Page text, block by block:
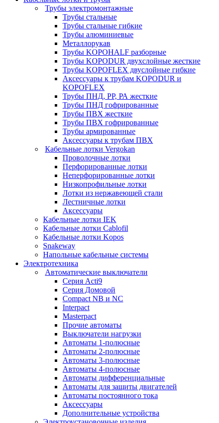
Трубы электромонтажные
Трубы стальные
Трубы стальные гибкие
Трубы алюминиевые
Металлорукав
Трубы KOPOHALF разборные
Трубы KOPODUR двухслойные жесткие
Трубы KOPOFLEX двуслойные гибкие
Аксессуары к трубам KOPODUR и
KOPOFLEX
Трубы ПНД, РР, РА жесткие
Трубы ПНД гофрированные
Трубы ПВХ жесткие
Трубы ПВХ гофрированные
Трубы армированные
Аксессуары к трубам ПВХ
Кабельные лотки Vergokan
Проволочные лотки
Перфорированные лотки
Неперфорированные лотки
Низкопрофильные лотки
Лотки из нержавеющей стали
Лестничные лотки
Аксессуары
Кабельные лотки IEK
Кабельные лотки Cablofil
Кабельные лотки Kopos
Snakeway
Напольные кабельные системы
Электротехника
Автоматические выключатели
Серия Acti9
Серия Домовой
Compact NB и NC
Interpact
Masterpact
Прочие автоматы
Выключатели нагрузки
Автоматы 1-полюсные
Автоматы 2-полюсные
Автоматы 3-полюсные
Автоматы 4-полюсные
Автоматы дифференциальные
Автоматы для защиты двигателей
Автоматы постоянного тока
Аксессуары
Дополнительные устройства